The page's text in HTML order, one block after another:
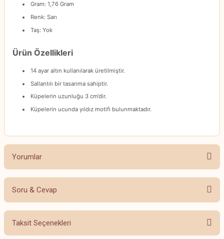
Gram: 1,76 Gram
Renk: Sarı
Taş: Yok
Ürün Özellikleri
14 ayar altın kullanılarak üretilmiştir.
Sallantılı bir tasarıma sahiptir.
Küpelerin uzunluğu 3 cm’dir.
Küpelerin ucunda yıldız motifi bulunmaktadır.
Yorumlar
Soru & Cevap
Taksit Seçenekleri